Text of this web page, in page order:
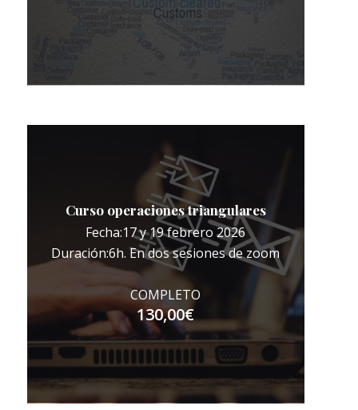
Curso operaciones triangulares
Fecha:17 y 19 febrero 2026
Duración:6h. En dos sesiones de zoom
COMPLETO
130,00€